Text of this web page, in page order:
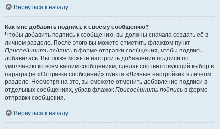
Вернуться к началу
Как мне добавить подпись к своему сообщению?
Чтобы добавить подпись к сообщению, вы должны сначала создать её в
личном разделе. После этого вы можете отметить флажком пункт
Присоединить подпись в форме отправки сообщения, чтобы подпись
добавилась. Вы также можете настроить добавление подписи по
умолчанию ко всем вашим сообщениям, сделав соответствующий выбор в
параграфе «Отправка сообщений» пункта «Личные настройки» в личном
разделе. Несмотря на это, вы сможете отменить добавление подписи в
отдельных сообщениях, убрав флажок Присоединить подпись в форме
отправки сообщения.
Вернуться к началу